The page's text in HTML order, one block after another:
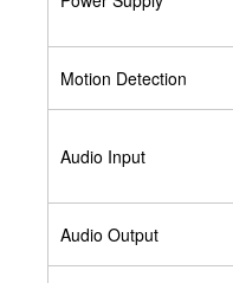
Motion Detection
Audio Input
Audio Output